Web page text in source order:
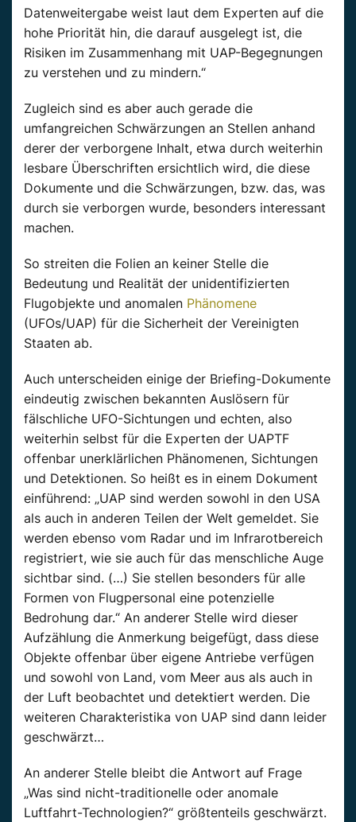
Datenweitergabe weist laut dem Experten auf die
hohe Priorität hin, die darauf ausgelegt ist, die
Risiken im Zusammenhang mit UAP-Begegnungen
zu verstehen und zu mindern.“
Zugleich sind es aber auch gerade die
umfangreichen Schwärzungen an Stellen anhand
derer der verborgene Inhalt, etwa durch weiterhin
lesbare Überschriften ersichtlich wird, die diese
Dokumente und die Schwärzungen, bzw. das, was
durch sie verborgen wurde, besonders interessant
machen.
So streiten die Folien an keiner Stelle die
Bedeutung und Realität der unidentifizierten
Flugobjekte und anomalen Phänomene
(UFOs/UAP) für die Sicherheit der Vereinigten
Staaten ab.
Auch unterscheiden einige der Briefing-Dokumente
eindeutig zwischen bekannten Auslösern für
fälschliche UFO-Sichtungen und echten, also
weiterhin selbst für die Experten der UAPTF
offenbar unerklärlichen Phänomenen, Sichtungen
und Detektionen. So heißt es in einem Dokument
einführend: „UAP sind werden sowohl in den USA
als auch in anderen Teilen der Welt gemeldet. Sie
werden ebenso vom Radar und im Infrarotbereich
registriert, wie sie auch für das menschliche Auge
sichtbar sind. (…) Sie stellen besonders für alle
Formen von Flugpersonal eine potenzielle
Bedrohung dar.“ An anderer Stelle wird dieser
Aufzählung die Anmerkung beigefügt, dass diese
Objekte offenbar über eigene Antriebe verfügen
und sowohl von Land, vom Meer aus als auch in
der Luft beobachtet und detektiert werden. Die
weiteren Charakteristika von UAP sind dann leider
geschwärzt…
An anderer Stelle bleibt die Antwort auf Frage
„Was sind nicht-traditionelle oder anomale
Luftfahrt-Technologien?“ größtenteils geschwärzt.